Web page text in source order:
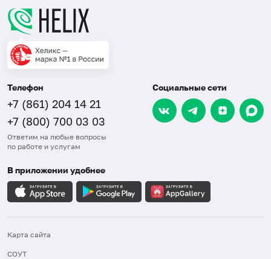
Телефон
+7 (861) 204 14 21
+7 (800) 700 03 03
Ответим на любые вопросы
по работе и услугам
Социальные сети
В приложении удобнее
Карта сайта
СОУТ